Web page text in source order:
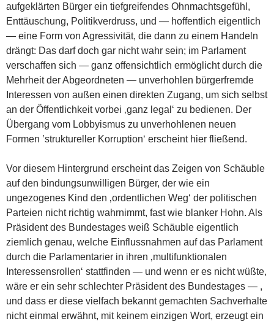
aufgeklärten Bürger ein tiefgreifendes Ohnmachtsgefühl,
Enttäuschung, Politikverdruss, und — hoffentlich eigentlich
— eine Form von Agressivität, die dann zu einem Handeln
drängt: Das darf doch gar nicht wahr sein; im Parlament
verschaffen sich — ganz offensichtlich ermöglicht durch die
Mehrheit der Abgeordneten — unverhohlen bürgerfremde
Interessen von außen einen direkten Zugang, um sich selbst
an der Öffentlichkeit vorbei ‚ganz legal‘ zu bedienen. Der
Übergang vom Lobbyismus zu unverhohlenen neuen
Formen ’struktureller Korruption‘ erscheint hier fließend.
Vor diesem Hintergrund erscheint das Zeigen von Schäuble
auf den bindungsunwilligen Bürger, der wie ein
ungezogenes Kind den ‚ordentlichen Weg‘ der politischen
Parteien nicht richtig wahrnimmt, fast wie blanker Hohn. Als
Präsident des Bundestages weiß Schäuble eigentlich
ziemlich genau, welche Einflussnahmen auf das Parlament
durch die Parlamentarier in ihren ‚multifunktionalen
Interessensrollen‘ stattfinden — und wenn er es nicht wüßte,
wäre er ein sehr schlechter Präsident des Bundestages — ,
und dass er diese vielfach bekannt gemachten Sachverhalte
nicht einmal erwähnt, mit keinem einzigen Wort, erzeugt ein